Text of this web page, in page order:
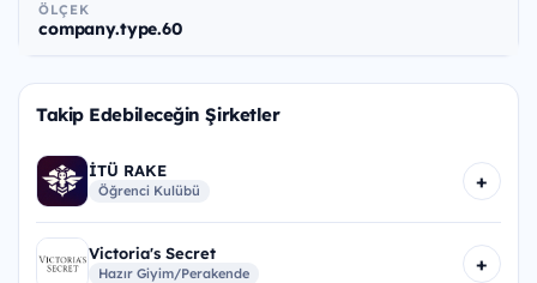
ÖLÇEK
company.type.60
Takip Edebileceğin Şirketler
İTÜ RAKE
Öğrenci Kulübü +
Victoria's Secret
Hazır Giyim/Perakende +